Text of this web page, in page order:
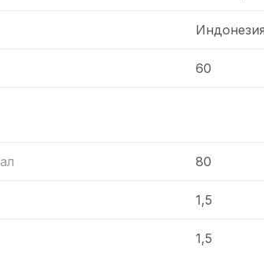
Индонезия
60
80
1,5
1,5